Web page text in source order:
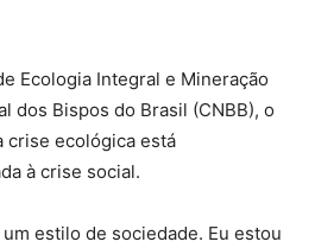
Ecologia Integral e Mineração
dos Bispos do Brasil (CNBB), o
crise ecológica está
à crise social.
estilo de sociedade. Eu estou